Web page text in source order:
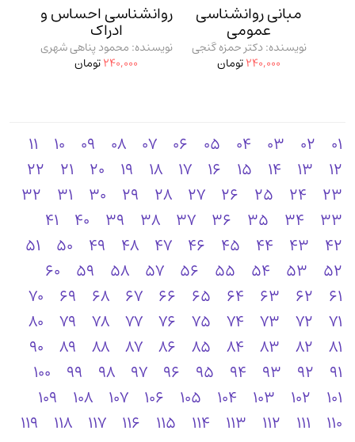
مبانی روانشناسی
عمومی
نویسنده: دکتر حمزه گنجی
240,000تومان
روانشناسی احساس و
ادراک
نویسنده: محمود پناهی شهری
240,000تومان
01
02
03
04
05
06
07
08
09
10
11
12
13
14
15
16
17
18
19
20
21
22
23
24
25
26
27
28
29
30
31
32
33
34
35
36
37
38
39
40
41
42
43
44
45
46
47
48
49
50
51
52
53
54
55
56
57
58
59
60
61
62
63
64
65
66
67
68
69
70
71
72
73
74
75
76
77
78
79
80
81
82
83
84
85
86
87
88
89
90
91
92
93
94
95
96
97
98
99
100
101
102
103
104
105
106
107
108
109
110
111
112
113
114
115
116
117
118
119